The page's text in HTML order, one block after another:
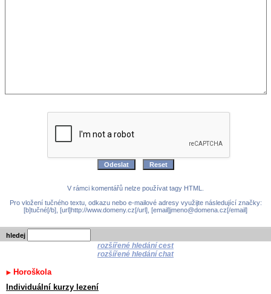
V rámci komentářů nelze používat tagy HTML.
Pro vložení tučného textu, odkazu nebo e-mailové adresy využijte následující značky:
[b]tučné[/b], [url]http://www.domeny.cz[/url], [email]jmeno@domena.cz[/email]
hledej
rozšířené hledání cest
rozšířené hledání chat
Horoškola
Individuální kurzy lezení